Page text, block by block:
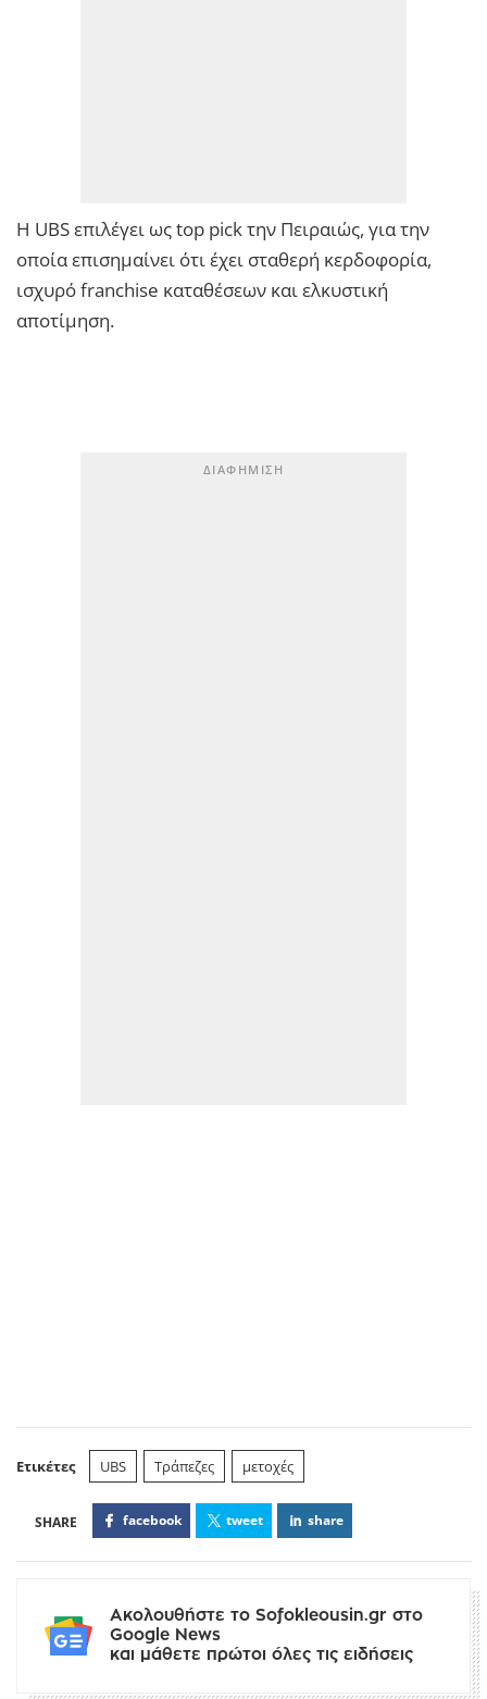
Η UBS επιλέγει ως top pick την Πειραιώς, για την
οποία επισημαίνει ότι έχει σταθερή κερδοφορία,
ισχυρό franchise καταθέσεων και ελκυστική
αποτίμηση.
Ετικέτες UBS Τράπεζες μετοχές
facebook tweet share
Ακολουθήστε το Sofokleousin.gr στο
Google News
και μάθετε πρώτοι όλες τις ειδήσεις